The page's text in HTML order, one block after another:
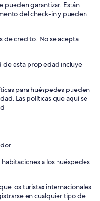
pueden garantizar. Están
del check-in y pueden
de crédito. No se acepta
de esta propiedad incluye
para huéspedes pueden
Las políticas que aquí se
a los huéspedes
los turistas internacionales
en cualquier tipo de